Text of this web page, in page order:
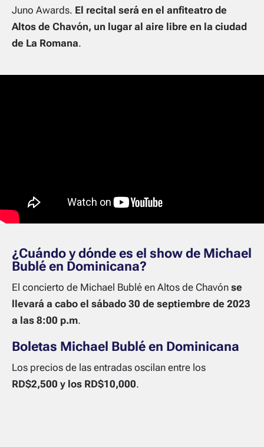
Juno Awards. El recital será en el anfiteatro de
Altos de Chavón, un lugar al aire libre en la ciudad
de La Romana.
¿Cuándo y dónde es el show de Michael
Bublé en Dominicana?
El concierto de Michael Bublé en Altos de Chavón se
llevará a cabo el sábado 30 de septiembre de 2023
a las 8:00 p.m.
Boletas Michael Bublé en Dominicana
Los precios de las entradas oscilan entre los
RD$2,500 y los RD$10,000.